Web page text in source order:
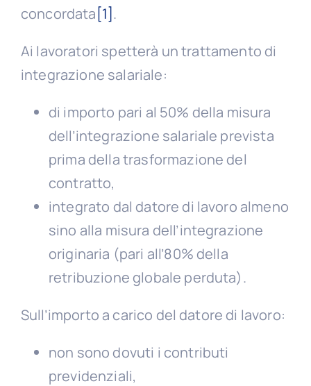
concordata [1].
Ai lavoratori spetterà un trattamento di
integrazione salariale:
di importo pari al 50% della misura
dell’integrazione salariale prevista
prima della trasformazione del
contratto,
integrato dal datore di lavoro almeno
sino alla misura dell’integrazione
originaria (pari all’80% della
retribuzione globale perduta).
Sull’importo a carico del datore di lavoro:
non sono dovuti i contributi
previdenziali,